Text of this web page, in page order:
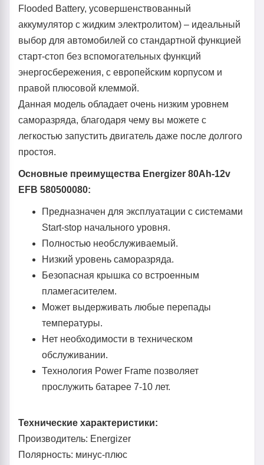
Flooded Battery, усовершенствованный
аккумулятор с жидким электролитом) – идеальный
выбор для автомобилей со стандартной функцией
старт-стоп без вспомогательных функций
энергосбережения, с европейским корпусом и
правой плюсовой клеммой.
Данная модель обладает очень низким уровнем
саморазряда, благодаря чему вы можете с
легкостью запустить двигатель даже после долгого
простоя.
Основные преимущества Energizer 80Ah-12v
EFB 580500080:
Предназначен для эксплуатации с системами
Start-stop начального уровня.
Полностью необслуживаемый.
Низкий уровень саморазряда.
Безопасная крышка со встроенным
пламегасителем.
Может выдерживать любые перепады
температуры.
Нет необходимости в техническом
обслуживании.
Технология Power Frame позволяет
прослужить батарее 7-10 лет.
Технические характеристики:
Производитель: Energizer
Полярность: минус-плюс